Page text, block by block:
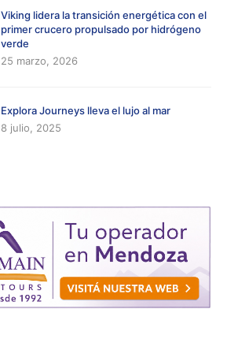
Viking lidera la transición energética con el
primer crucero propulsado por hidrógeno
verde
25 marzo, 2026
Explora Journeys lleva el lujo al mar
8 julio, 2025